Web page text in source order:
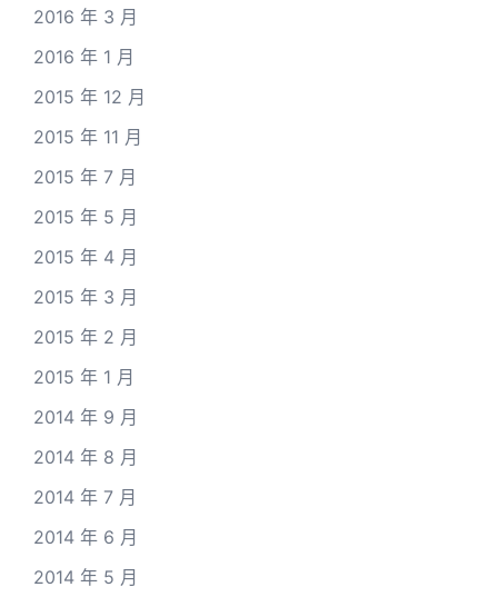
2016 年 3 月
2016 年 1 月
2015 年 12 月
2015 年 11 月
2015 年 7 月
2015 年 5 月
2015 年 4 月
2015 年 3 月
2015 年 2 月
2015 年 1 月
2014 年 9 月
2014 年 8 月
2014 年 7 月
2014 年 6 月
2014 年 5 月